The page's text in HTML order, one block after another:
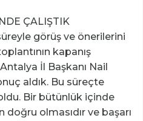
ÇALIŞTIK
görüş ve önerilerini
kapanış
İl Başkanı Nail
aldık. Bu süreçte
oldu. Bir bütünlük içinde
doğru olmasıdır ve başarı